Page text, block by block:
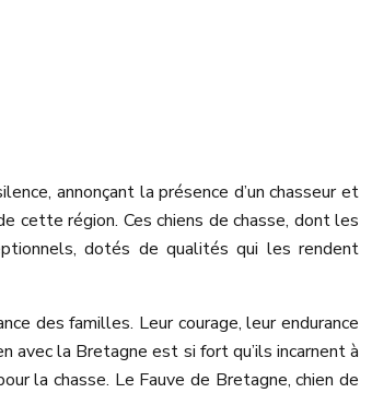
annonçant la présence d’un chasseur et
cette région. Ces chiens de chasse, dont les
dotés de qualités qui les rendent
des familles. Leur courage, leur endurance
la Bretagne est si fort qu’ils incarnent à
la chasse. Le Fauve de Bretagne, chien de